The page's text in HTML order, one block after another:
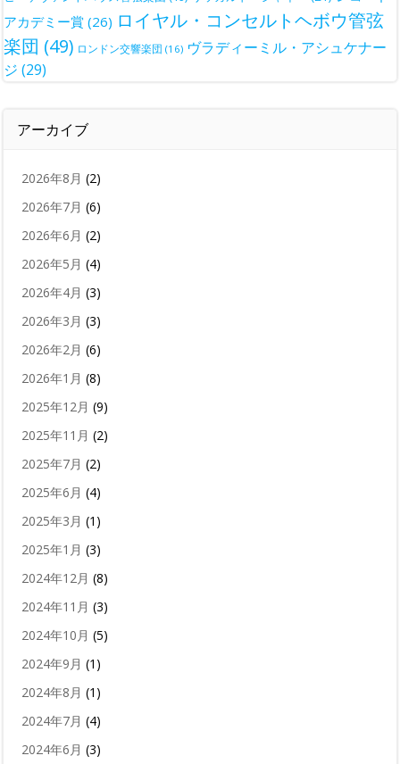
アカデミー賞 (26) ロイヤル・コンセルトヘボウ管弦
楽団 (49) ロンドン交響楽団 (16) ヴラディーミル・アシュケナー
ジ (29)
アーカイブ
2026年8月 (2)
2026年7月 (6)
2026年6月 (2)
2026年5月 (4)
2026年4月 (3)
2026年3月 (3)
2026年2月 (6)
2026年1月 (8)
2025年12月 (9)
2025年11月 (2)
2025年7月 (2)
2025年6月 (4)
2025年3月 (1)
2025年1月 (3)
2024年12月 (8)
2024年11月 (3)
2024年10月 (5)
2024年9月 (1)
2024年8月 (1)
2024年7月 (4)
2024年6月 (3)